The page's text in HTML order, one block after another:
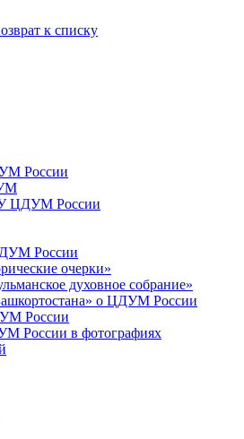
к списку
России
ЦДУМ России
России
очерки»
духовное собрание»
о ЦДУМ России
России
России в фотографиях